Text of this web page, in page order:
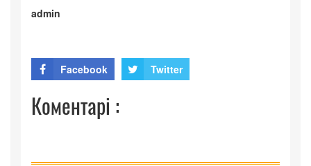
admin
Facebook Twitter
Коментарі :